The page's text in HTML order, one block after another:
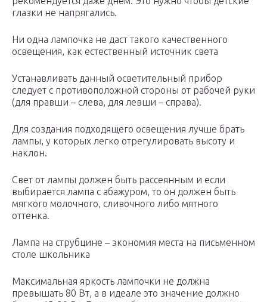
глазки не напрягались.
Ни одна лампочка не даст такого качественного
освещения, как естественный источник света
Устанавливать данный осветительный прибор
следует с противоположной стороны от рабочей руки
(для правши – слева, для левши – справа).
Для создания подходящего освещения лучше брать
лампы, у которых легко отрегулировать высоту и
наклон.
Свет от лампы должен быть рассеянным и если
выбирается лампа с абажуром, то он должен быть
мягкого молочного, сливочного либо мятного
оттенка.
Лампа на струбцине – экономия места на письменном
столе школьника
Максимальная яркость лампочки не должна
превышать 80 Вт, а в идеале это значение должно